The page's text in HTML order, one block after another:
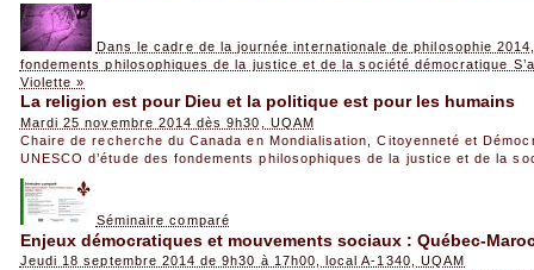
Dans le cadre de la journée internationale de philosophie
fondements philosophiques de la justice et de la société démocratique
Violette »
La religion est pour Dieu et la politique est pour les humains
Mardi 25 novembre 2014 dès 9h30, UQAM
Chaire de recherche du Canada en Mondialisation, Citoyenneté et
UNESCO d’étude des fondements philosophiques de la justice et de la
Séminaire comparé
Enjeux démocratiques et mouvements sociaux : Québec-
Jeudi 18 septembre 2014 de 9h30 à 17h00, local A-1340, UQAM